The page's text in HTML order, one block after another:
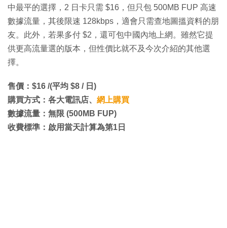
中最平的選擇，2 日卡只需 $16，但只包 500MB FUP 高速
數據流量，其後限速 128kbps，適會只需查地圖搵資料的朋
友。此外，若果多付 $2，還可包中國內地上網。雖然它提
供更高流量選的版本，但性價比就不及今次介紹的其他選
擇。
售價：$16 /(平均 $8 / 日)
購買方式：各大電訊店、 網上購買
數據流量：無限 (500MB FUP)
收費標準：啟用當天計算為第1日